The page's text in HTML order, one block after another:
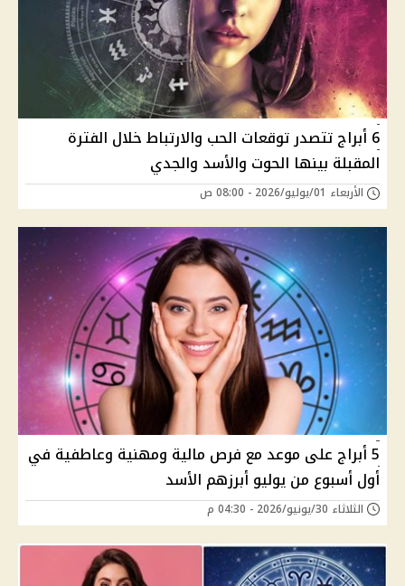
6 أبراج تتصدر توقعات الحب والارتباط خلال الفترة
المقبلة بينها الحوت والأسد والجدي
الأربعاء 01/يوليو/2026 - 08:00 ص
5 أبراج على موعد مع فرص مالية ومهنية وعاطفية في
أول أسبوع من يوليو أبرزهم الأسد
الثلاثاء 30/يونيو/2026 - 04:30 م